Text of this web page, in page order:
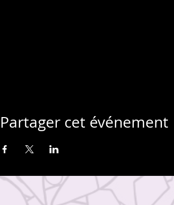
Partager cet événement